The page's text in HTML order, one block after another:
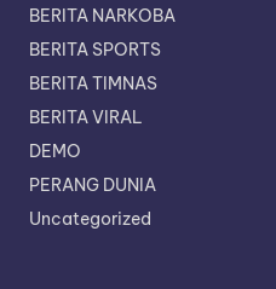
BERITA NARKOBA
BERITA SPORTS
BERITA TIMNAS
BERITA VIRAL
DEMO
PERANG DUNIA
Uncategorized